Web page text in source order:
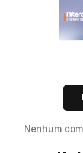
Nenhum